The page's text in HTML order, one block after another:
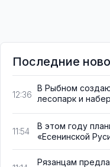
Последние
12:36
В Рыбном
лесопарк и
11:54
В этом году
«Есенинской
Рязанцам